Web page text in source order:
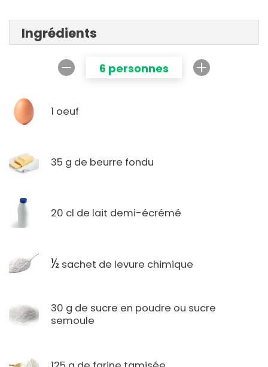
Ingrédients
6 personnes
1 oeuf
35 g de beurre fondu
20 cl de lait demi-écrémé
½ sachet de levure chimique
30 g de sucre en poudre ou sucre
semoule